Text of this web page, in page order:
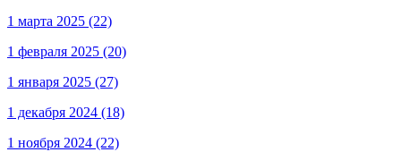
1 марта 2025 (22)
1 февраля 2025 (20)
1 января 2025 (27)
1 декабря 2024 (18)
1 ноября 2024 (22)